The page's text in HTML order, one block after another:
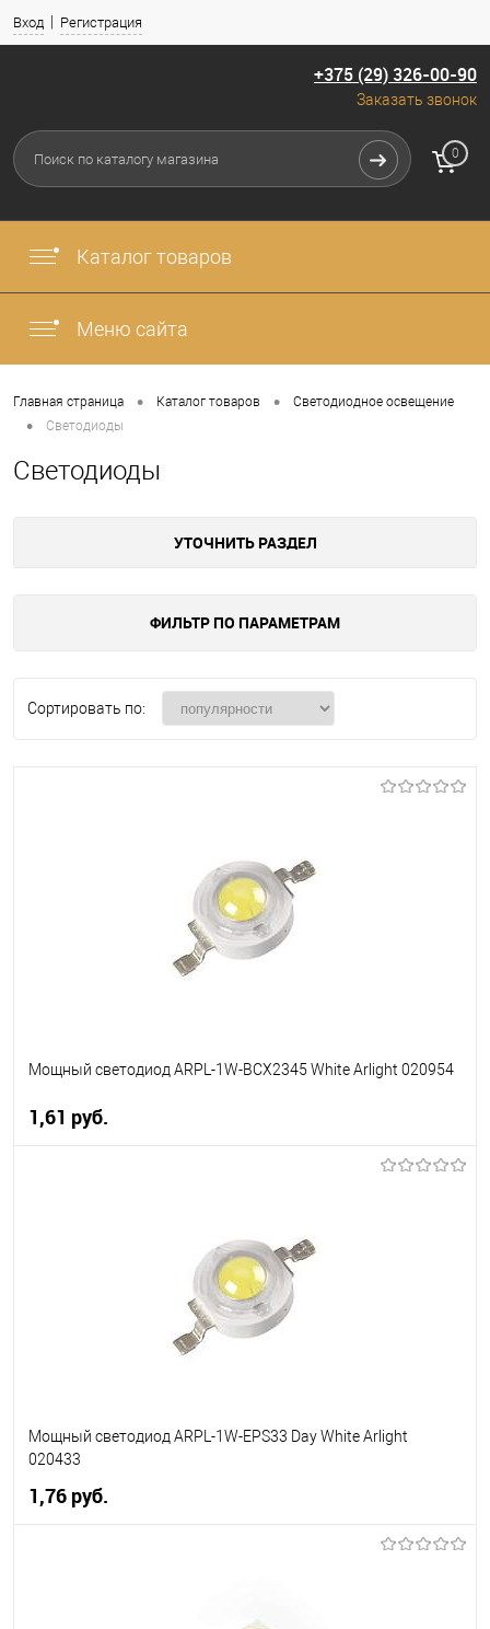
Вход Регистрация
+375 (29) 326-00-90
Заказать звонок
Меню сайта
Каталог товаров
0
Главная страница • Каталог товаров • Светодиодное освещение
• Светодиоды
Светодиоды
УТОЧНИТЬ РАЗДЕЛ
ФИЛЬТР ПО ПАРАМЕТРАМ
Сортировать по:
Мощный светодиод ARPL-1W-BCX2345 White Arlight 020954
1,61 pуб.
Уточняйте наличие у
менеджера
Мощный светодиод ARPL-1W-EPS33 Day White Arlight
020433
1,76 pуб.